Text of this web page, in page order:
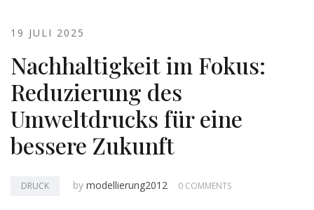
19 JULI 2025
Nachhaltigkeit im Fokus:
Reduzierung des
Umweltdrucks für eine
bessere Zukunft
DRUCK by modellierung2012 0 COMMENTS